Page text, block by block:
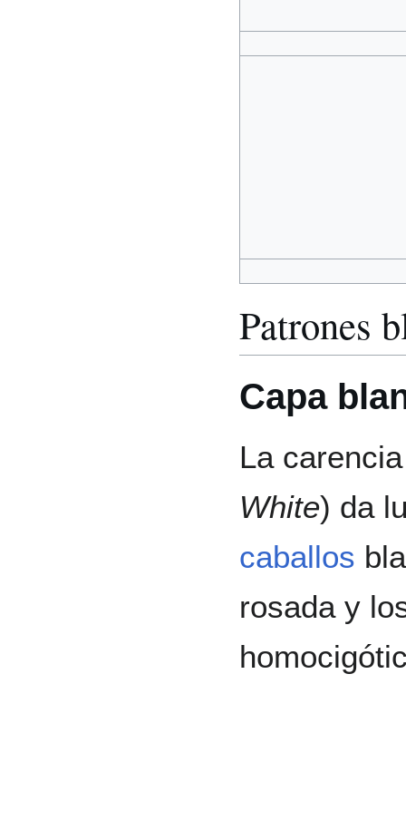
Patrones
Capa
La
White) da
caballos
rosada y